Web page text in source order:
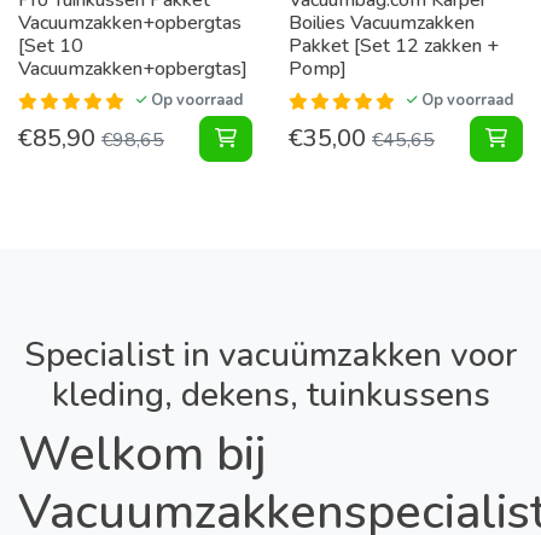
Vacuumzakken+opbergtas
[Set 10
Vacuumzakken+opbergtas]
Op voorraad
€85,90 €98,65 Tuinkussen Pakket
Boilies Vacuumzakken
Pakket [Set 12 zakken +
Pomp]
Op voorraad
€35,00 €45,65
Specialist in vacuümzakken voor
kleding, dekens, tuinkussens
Welkom bij